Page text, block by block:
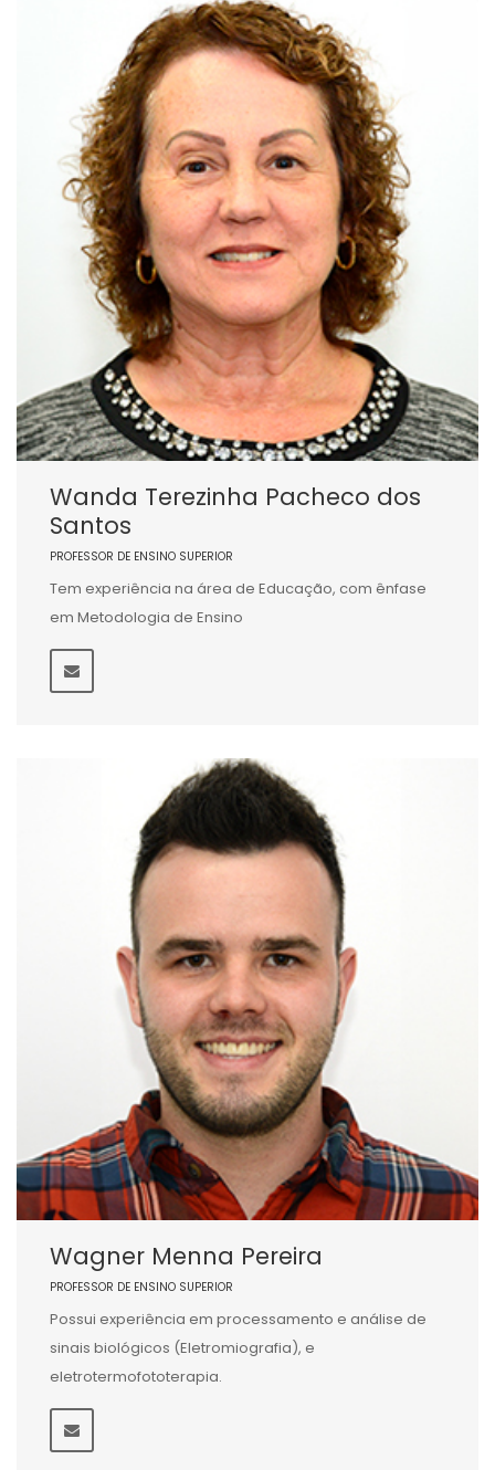
Wanda Terezinha Pacheco dos
Santos
PROFESSOR DE ENSINO SUPERIOR
Tem experiência na área de Educação, com ênfase
em Metodologia de Ensino
Wagner Menna Pereira
PROFESSOR DE ENSINO SUPERIOR
Possui experiência em processamento e análise de
sinais biológicos (Eletromiografia), e
eletrotermofototerapia.